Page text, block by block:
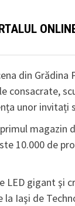
din Grădina
consacrate,
unor invitați
magazin
10.000 de
LED gigant şi
Iaşi de